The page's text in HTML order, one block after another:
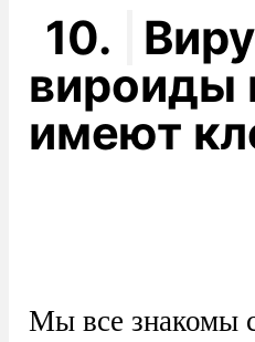
10.
вироиды
имеют
Мы все знакомы